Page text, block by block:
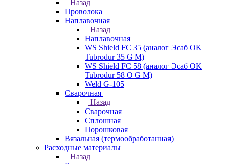
Назад
Проволока
Наплавочная
Назад
Наплавочная
WS Shield FC 35 (аналог Эсаб OK
Tubrodur 35 G M)
WS Shield FC 58 (аналог Эсаб OK
Tubrodur 58 O G M)
Weld G-105
Сварочная
Назад
Сварочная
Сплошная
Порошковая
Вязальная (термообработанная)
Расходные материалы
Назад